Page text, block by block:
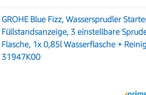
GROHE Blue Fizz, Wassersprudler
Füllstandsanzeige, 3 einstellbare
Flasche, 1x 0,85l Wasserflasche +
31947K00